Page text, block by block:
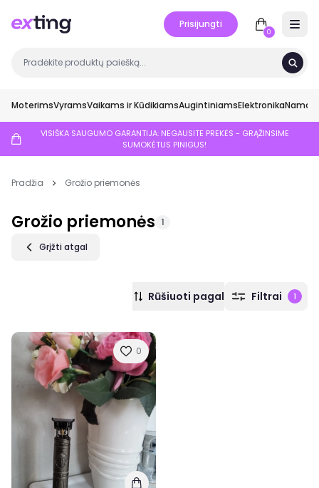
Prisijungti
0
MoterimsVyramsVaikams ir KūdikiamsAugintiniamsElektronikaNamai
VISIŠKA SAUGUMO GARANTIJA: NEGAUSITE PREKĖS - GRĄŽINSIME
SUMOKĖTUS PINIGUS!
Pradžia Grožio priemonės
Grožio priemonės 1
Grįžti atgal
Rūšiuoti pagal Filtrai 1
0